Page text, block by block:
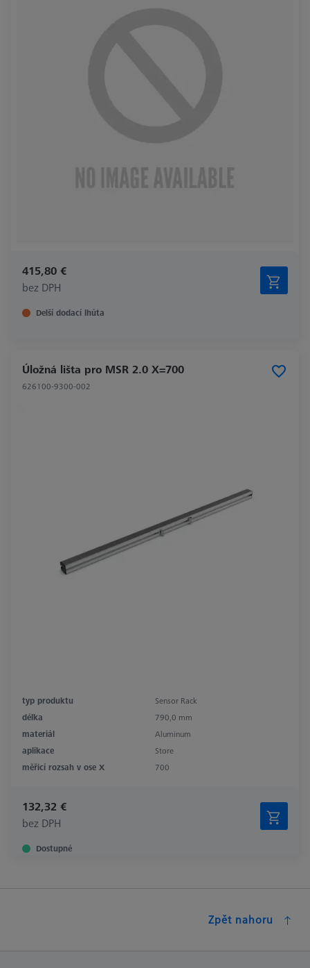
415,80 €
bez DPH
Delší dodací lhůta
Úložná lišta pro MSR 2.0 X=700
626100-9300-002
typ produktu
Sensor Rack
délka
790,0 mm
materiál
Aluminum
aplikace
Store
měřicí rozsah v ose X
700
132,32 €
bez DPH
Dostupné
Zpět nahoru